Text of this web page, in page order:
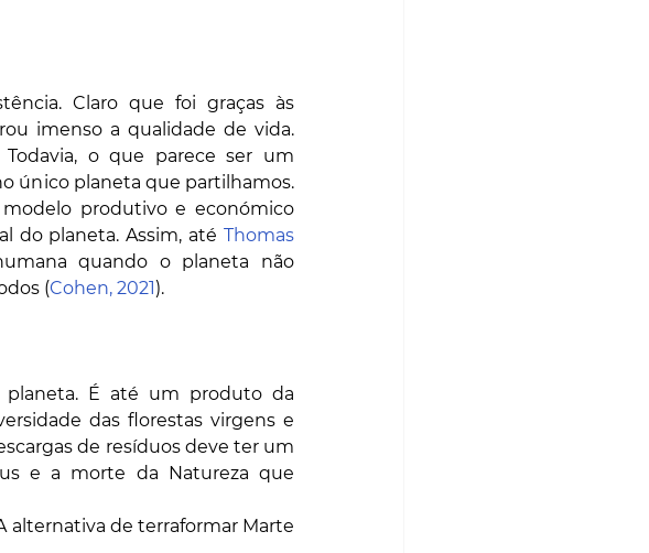
Claro que foi graças às
imenso a qualidade de vida.
o que parece ser um
único planeta que partilhamos.
produtivo e económico
do planeta. Assim, até Thomas
quando o planeta não
(Cohen, 2021).
planeta. É até um produto da
das florestas virgens e
de resíduos deve ter um
e a morte da Natureza que
alternativa de terraformar Marte